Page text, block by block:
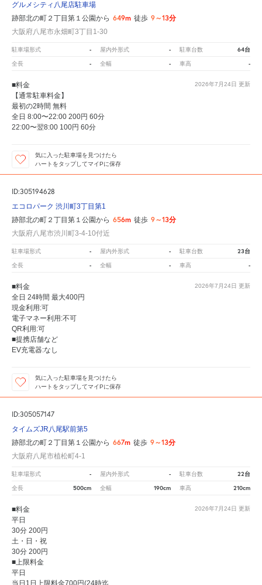
グルメシティ八尾店駐車場
跡部北の町２丁目第１公園から 649m 徒歩 9～13分
大阪府八尾市永畑町3丁目1-30
駐車場形式 - 屋内外形式 - 駐車台数 64台
全長 - 全幅 - 車高 -
2026年7月24日 更新
■料金
【通常駐車料金】
最初の2時間 無料
全日 8:00〜22:00 200円 60分
22:00〜翌8:00 100円 60分
気に入った駐車場を見つけたら
ハートをタップしてマイPに保存
ID:305194628
エコロパーク 渋川町3丁目第1
跡部北の町２丁目第１公園から 656m 徒歩 9～13分
大阪府八尾市渋川町3-4-10付近
駐車場形式 - 屋内外形式 - 駐車台数 23台
全長 - 全幅 - 車高 -
2026年7月24日 更新
■料金
全日 24時間 最大400円
現金利用:可
電子マネー利用:不可
QR利用:可
■提携店舗など
EV充電器:なし
気に入った駐車場を見つけたら
ハートをタップしてマイPに保存
ID:305057147
タイムズJR八尾駅前第5
跡部北の町２丁目第１公園から 667m 徒歩 9～13分
大阪府八尾市植松町4-1
駐車場形式 - 屋内外形式 - 駐車台数 22台
全長 500cm 全幅 190cm 車高 210cm
2026年7月24日 更新
■料金
平日
30分 200円
土・日・祝
30分 200円
■上限料金
平日